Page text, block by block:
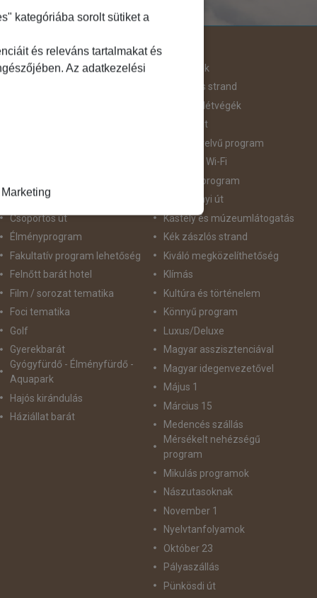
Útjellemző
Adventi út
Csillagtúra
Csoportos út
Élményprogram
Fakultatív program lehetőség
Felnőtt barát hotel
Film / sorozat tematika
Foci tematika
Golf
Gyerekbarát
Gyógyfürdő - Élményfürdő -
Aquapark
Hajós kirándulás
Háziállat barát
Hegyvidék
Homokos strand
Hosszú Hétvégék
Húsvéti út
idegennyelvű program
Ingyenes Wi-Fi
Intenzív program
Karácsonyi út
Kastély és múzeumlátogatás
Kék zászlós strand
Kiváló megközelíthetőség
Klímás
Kultúra és történelem
Könnyű program
Luxus/Deluxe
Magyar asszisztenciával
Magyar idegenvezetővel
Május 1
Március 15
Medencés szállás
Mérsékelt nehézségű
program
Mikulás programok
Nászutasoknak
November 1
Nyelvtanfolyamok
Október 23
Pályaszállás
Pünkösdi út
kategóriába sorolt sütiket a
és releváns tartalmakat és
Az adatkezelési
Marketing